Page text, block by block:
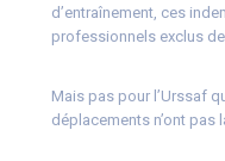
d’entraînement, ces
professionnels exclus
Mais pas pour l’Urssaf
déplacements n’ont